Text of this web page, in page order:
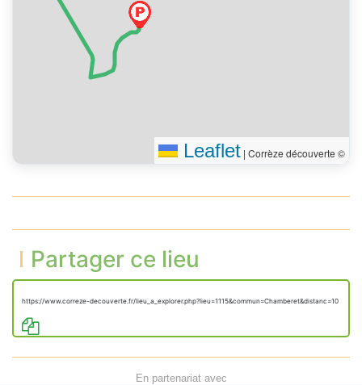
Leaflet | Corrèze découverte ©
Partager ce lieu
https://www.correze-decouverte.fr/lieu_a_explorer.php?lieu=1115&commun=Chamberet&distanc=10
En partenariat avec